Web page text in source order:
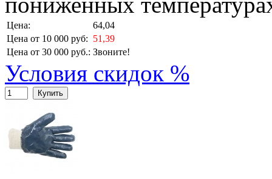
Цена:
64,04
Цена от 10 000 руб: 51,39
Цена от 30 000 руб.: Звоните!
Условия скидок %
Купить